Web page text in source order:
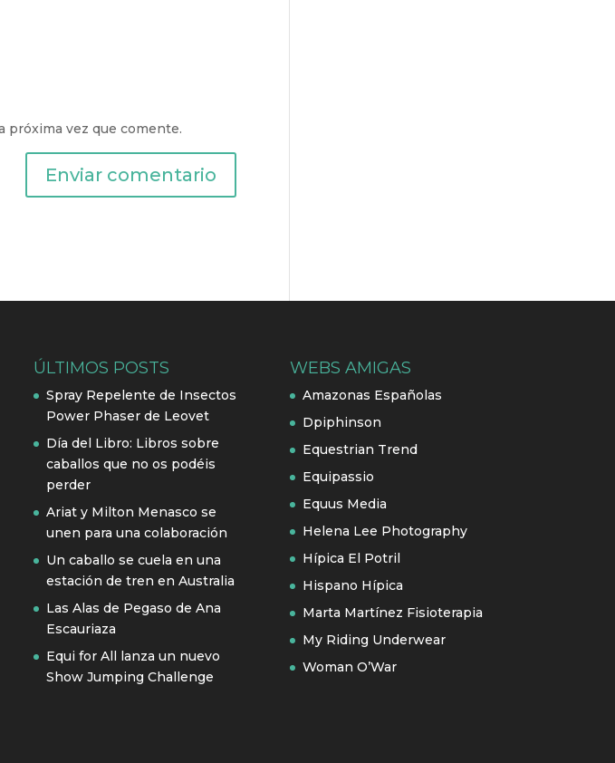
próxima vez que comente.
ÚLTIMOS POSTS
Spray Repelente de Insectos
Power Phaser de Leovet
Día del Libro: Libros sobre
caballos que no os podéis
perder
Ariat y Milton Menasco se
unen para una colaboración
Un caballo se cuela en una
estación de tren en Australia
Las Alas de Pegaso de Ana
Escauriaza
Equi for All lanza un nuevo
Show Jumping Challenge
WEBS AMIGAS
Amazonas Españolas
Dpiphinson
Equestrian Trend
Equipassio
Equus Media
Helena Lee Photography
Hípica El Potril
Hispano Hípica
Marta Martínez Fisioterapia
My Riding Underwear
Woman O’War